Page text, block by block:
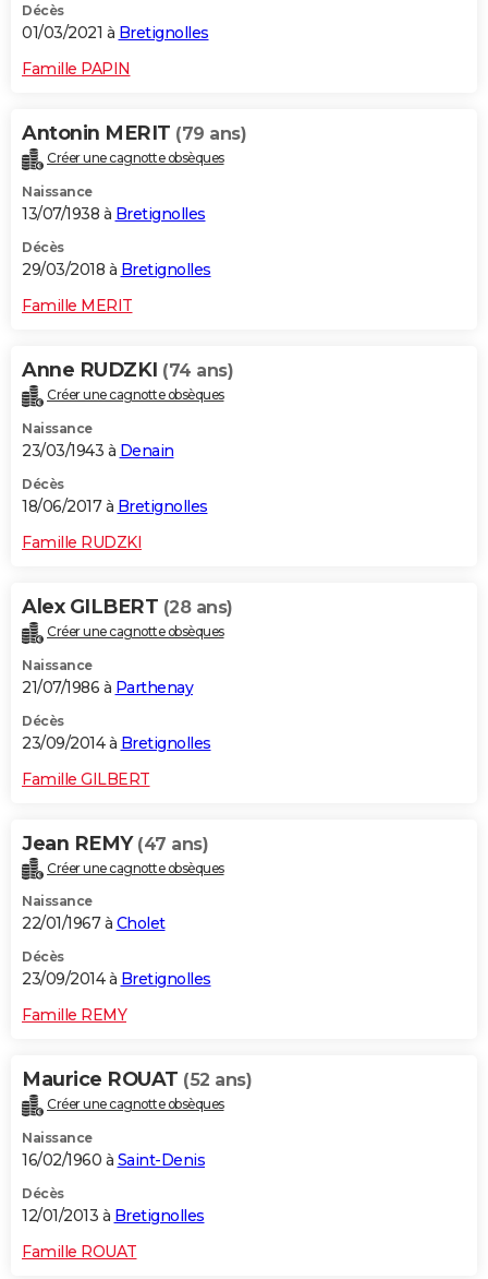
Décès
01/03/2021 à Bretignolles
Famille PAPIN
Antonin MERIT (79 ans)
Créer une cagnotte obsèques
Naissance
13/07/1938 à Bretignolles
Décès
29/03/2018 à Bretignolles
Famille MERIT
Anne RUDZKI (74 ans)
Créer une cagnotte obsèques
Naissance
23/03/1943 à Denain
Décès
18/06/2017 à Bretignolles
Famille RUDZKI
Alex GILBERT (28 ans)
Créer une cagnotte obsèques
Naissance
21/07/1986 à Parthenay
Décès
23/09/2014 à Bretignolles
Famille GILBERT
Jean REMY (47 ans)
Créer une cagnotte obsèques
Naissance
22/01/1967 à Cholet
Décès
23/09/2014 à Bretignolles
Famille REMY
Maurice ROUAT (52 ans)
Créer une cagnotte obsèques
Naissance
16/02/1960 à Saint-Denis
Décès
12/01/2013 à Bretignolles
Famille ROUAT